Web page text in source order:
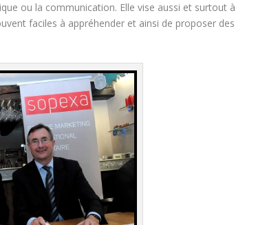
ou la communication. Elle vise aussi et surtout à
faciles à appréhender et ainsi de proposer des